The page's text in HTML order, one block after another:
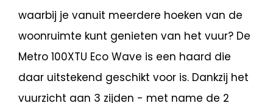
waarbij je vanuit meerdere hoeken van de
woonruimte kunt genieten van het vuur? De
Metro 100XTU Eco Wave is een haard die
daar uitstekend geschikt voor is. Dankzij het
vuurzicht aan 3 zijden - met name de 2